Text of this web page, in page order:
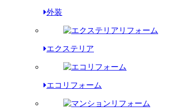
外装
エクステリア
エコリフォーム